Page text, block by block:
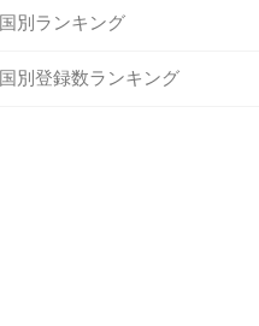
国別ランキング
国別登録数ランキング